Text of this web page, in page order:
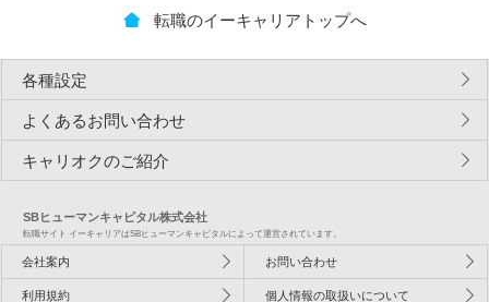
転職のイーキャリアトップへ
各種設定
よくあるお問い合わせ
キャリオクのご紹介
SBヒューマンキャピタル株式会社
転職サイト イーキャリアはSBヒューマンキャピタルによって運営されています。
会社案内 お問い合わせ
利用規約 個人情報の取扱いについて